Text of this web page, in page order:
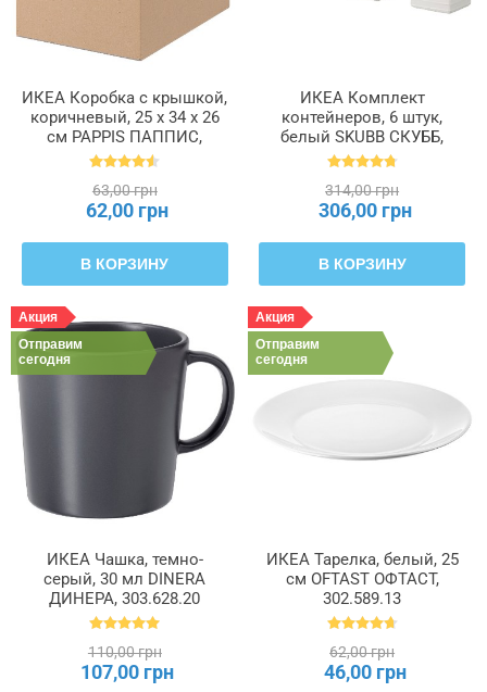
ИКЕА Коробка с крышкой,
коричневый, 25 x 34 x 26
см PAPPIS ПАППИС,
001.004.67
63,00 грн
62,00 грн
В КОРЗИНУ
ИКЕА Комплект
контейнеров, 6 штук,
белый SKUBB СКУББ,
004.285.49
314,00 грн
306,00 грн
В КОРЗИНУ
Акция
Отправим
сегодня
ИКЕА Чашка, темно-
серый, 30 мл DINERA
ДИНЕРА, 303.628.20
110,00 грн
107,00 грн
Акция
Отправим
сегодня
ИКЕА Тарелка, белый, 25
см OFTAST ОФТАСТ,
302.589.13
62,00 грн
46,00 грн